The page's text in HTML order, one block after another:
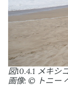
図10.4.1 メキシ
画像: © トニー